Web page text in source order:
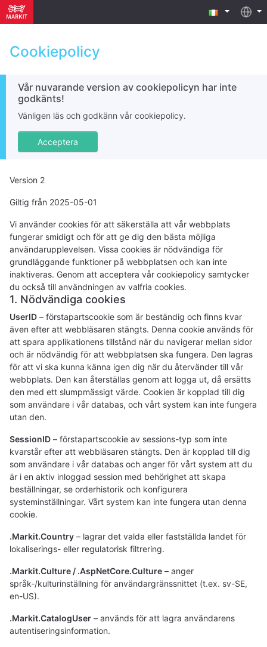
Cookiepolicy
Vår nuvarande version av cookiepolicyn har inte
godkänts!
Vänligen läs och godkänn vår cookiepolicy.
Acceptera
Version 2
Giltig från 2025-05-01
Vi använder cookies för att säkerställa att vår webbplats
fungerar smidigt och för att ge dig den bästa möjliga
användarupplevelsen. Vissa cookies är nödvändiga för
grundläggande funktioner på webbplatsen och kan inte
inaktiveras. Genom att acceptera vår cookiepolicy samtycker
du också till användningen av valfria cookies.
1. Nödvändiga cookies
UserID – förstapartscookie som är beständig och finns kvar
även efter att webbläsaren stängts. Denna cookie används för
att spara applikationens tillstånd när du navigerar mellan sidor
och är nödvändig för att webbplatsen ska fungera. Den lagras
för att vi ska kunna känna igen dig när du återvänder till vår
webbplats. Den kan återställas genom att logga ut, då ersätts
den med ett slumpmässigt värde. Cookien är kopplad till dig
som användare i vår databas, och vårt system kan inte fungera
utan den.
SessionID – förstapartscookie av sessions-typ som inte
kvarstår efter att webbläsaren stängts. Den är kopplad till dig
som användare i vår databas och anger för vårt system att du
är i en aktiv inloggad session med behörighet att skapa
beställningar, se orderhistorik och konfigurera
systeminställningar. Vårt system kan inte fungera utan denna
cookie.
.Markit.Country – lagrar det valda eller fastställda landet för
lokaliserings- eller regulatorisk filtrering.
.Markit.Culture / .AspNetCore.Culture – anger
språk-/kulturinställning för användargränssnittet (t.ex. sv-SE,
en-US).
.Markit.CatalogUser – används för att lagra användarens
autentiseringsinformation.